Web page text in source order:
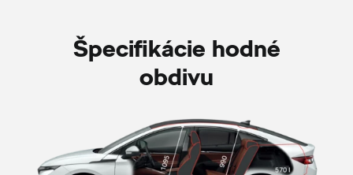
Špecifikácie hodné
obdivu